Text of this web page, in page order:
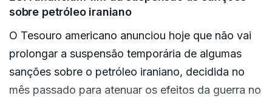
medida que se aproxima o prazo do cessar-fogo
sobre petróleo iraniano
O Tesouro americano anunciou hoje que não vai
prolongar a suspensão temporária de algumas
sanções sobre o petróleo iraniano, decidida no
mês passado para atenuar os efeitos da guerra no